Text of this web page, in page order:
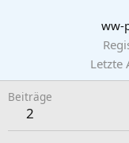
ww-
Letzte
Beiträge
2